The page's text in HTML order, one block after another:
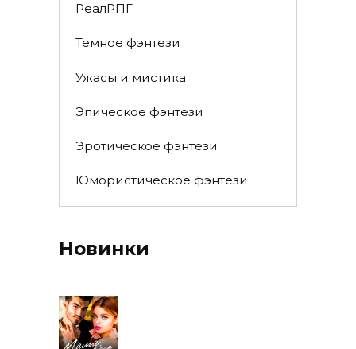
РеалРПГ
Темное фэнтези
Ужасы и мистика
Эпическое фэнтези
Эротическое фэнтези
Юмористическое фэнтези
Новинки